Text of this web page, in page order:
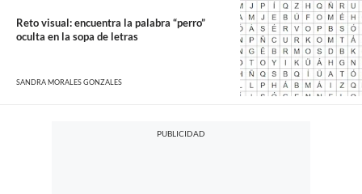
Reto visual: encuentra la palabra “perro”
oculta en la sopa de letras
SANDRA MORALES GONZALES